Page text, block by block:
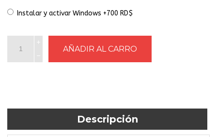
Instalar y activar Windows +700 RD$
Descripción